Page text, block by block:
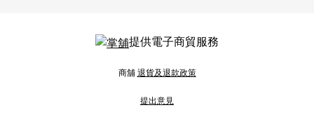
提供電子商貿服務
商舖退貨及退款政策
提出意見